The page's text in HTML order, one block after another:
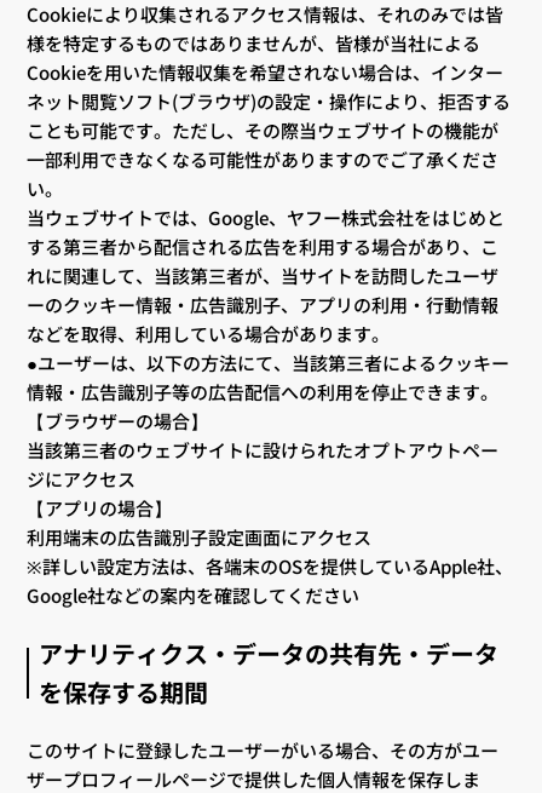
Cookieにより収集されるアクセス情報は、それのみでは皆
様を特定するものではありませんが、皆様が当社による
Cookieを用いた情報収集を希望されない場合は、インター
ネット閲覧ソフト(ブラウザ)の設定・操作により、拒否する
ことも可能です。ただし、その際当ウェブサイトの機能が
一部利用できなくなる可能性がありますのでご了承くださ
い。
当ウェブサイトでは、Google、ヤフー株式会社をはじめと
する第三者から配信される広告を利用する場合があり、こ
れに関連して、当該第三者が、当サイトを訪問したユーザ
ーのクッキー情報・広告識別子、アプリの利用・行動情報
などを取得、利用している場合があります。
●ユーザーは、以下の方法にて、当該第三者によるクッキー
情報・広告識別子等の広告配信への利用を停止できます。
【ブラウザーの場合】
当該第三者のウェブサイトに設けられたオプトアウトペー
ジにアクセス
【アプリの場合】
利用端末の広告識別子設定画面にアクセス
※詳しい設定方法は、各端末のOSを提供しているApple社、
Google社などの案内を確認してください
アナリティクス・データの共有先・データ
を保存する期間
このサイトに登録したユーザーがいる場合、その方がユー
ザープロフィールページで提供した個人情報を保存しま